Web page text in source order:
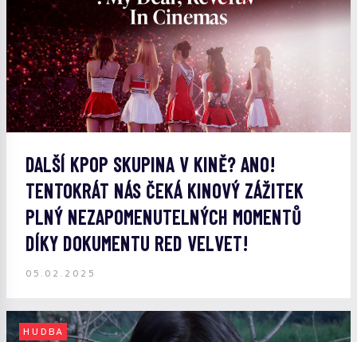
DALŠÍ KPOP SKUPINA V KINĚ? ANO!
TENTOKRÁT NÁS ČEKÁ KINOVÝ ZÁŽITEK
PLNÝ NEZAPOMENUTELNÝCH MOMENTŮ
DÍKY DOKUMENTU RED VELVET!
05.02.2025
HUDBA